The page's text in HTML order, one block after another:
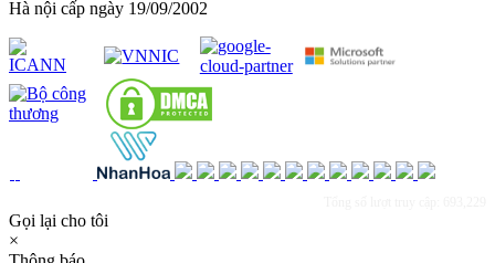
Hà nội cấp ngày 19/09/2002
Gọi lại cho tôi
×